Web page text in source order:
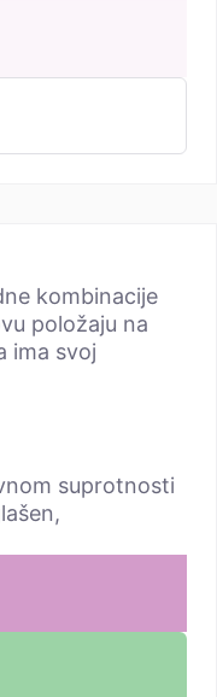
kombinacije
položaju na
ima svoj
suprotnosti